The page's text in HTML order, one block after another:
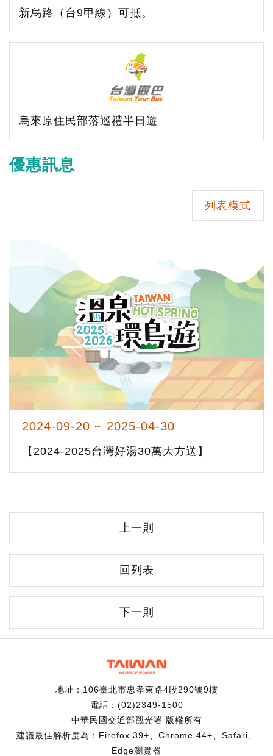
新烏路（台9甲線）可抵。
烏來原住民部落巡禮半日遊
優惠訊息
列表模式
2024-09-20 ~ 2025-04-30
【2024-2025台灣好湯30萬大方送】
上一則
回列表
下一則
地址：106臺北市忠孝東路4段290號9樓
電話：(02)2349-1500
中華民國交通部觀光署 版權所有
建議最佳解析度為：Firefox 39+、Chrome 44+、Safari、
Edge瀏覽器